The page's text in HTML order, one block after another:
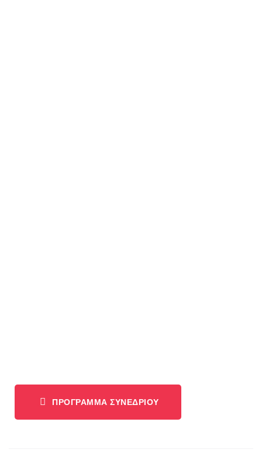
ΠΡΟΓΡΑΜΜΑ ΣΥΝΕΔΡΙΟΥ